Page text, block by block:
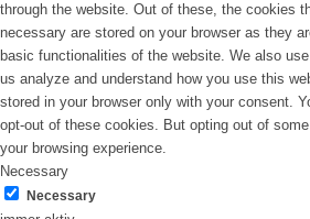
through the website. Out of these, the cookies
necessary are stored on your browser as they
basic functionalities of the website. We also
us analyze and understand how you use this
stored in your browser only with your consent.
opt-out of these cookies. But opting out of
your browsing experience.
Necessary
Necessary